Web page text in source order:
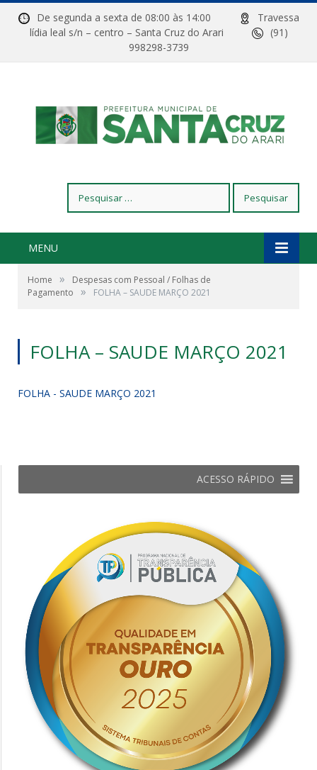
De segunda a sexta de 08:00 às 14:00
Travessa
lídia leal s/n – centro – Santa Cruz do Arari
(91)
998298-3739
por:
MENU
Home »
Despesas com Pessoal / Folhas de
Pagamento
» FOLHA – SAUDE MARÇO 2021
FOLHA – SAUDE MARÇO 2021
FOLHA - SAUDE MARÇO 2021
ACESSO RÁPIDO